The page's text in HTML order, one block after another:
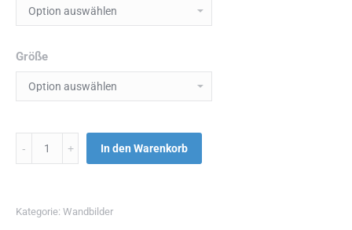
Größe
Menge In den Warenkorb
Kategorie: Wandbilder